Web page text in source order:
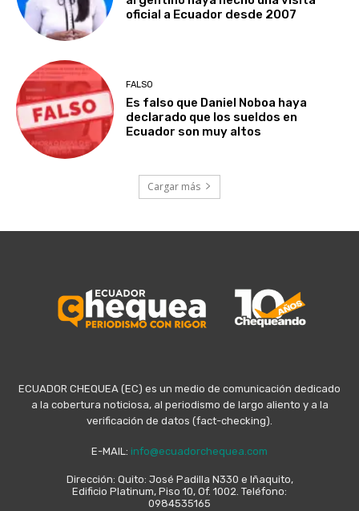
oficial a Ecuador desde 2007
FALSO
Es falso que Daniel Noboa haya
declarado que los sueldos en
Ecuador son muy altos
Cargar más
ECUADOR CHEQUEA (EC) es un medio de comunicación dedicado
a la cobertura noticiosa, al periodismo de largo aliento y a la
verificación de datos (fact-checking).
E-MAIL: info@ecuadorchequea.com
Dirección: Quito: José Padilla N330 e Iñaquito,
Edificio Platinum, Piso 10, Of. 1002. Teléfono:
0984535165